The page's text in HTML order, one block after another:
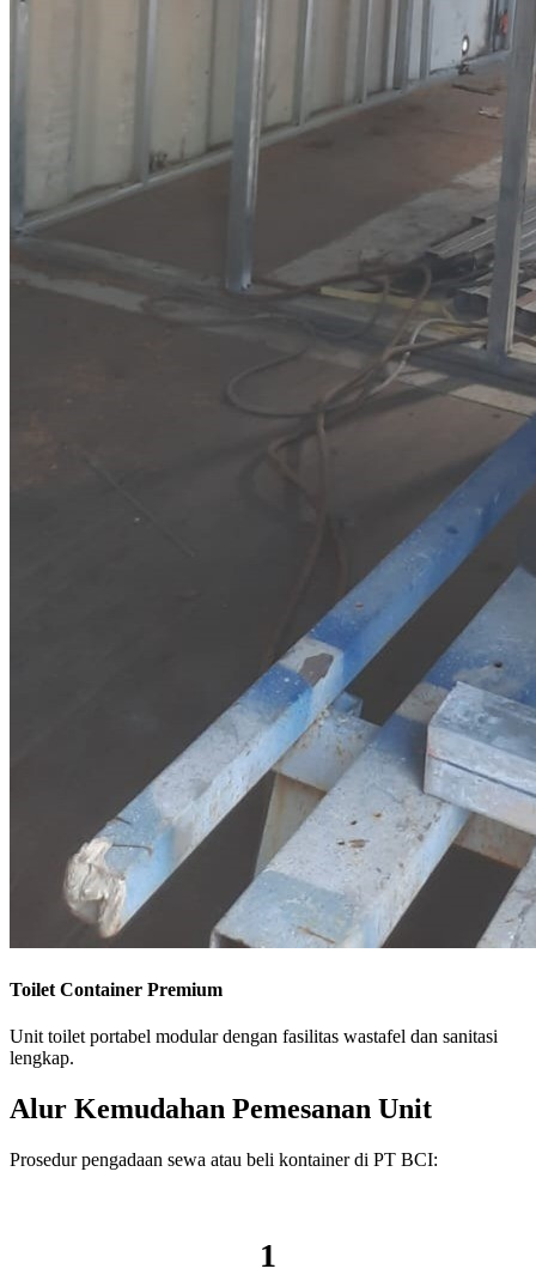
Toilet Container Premium
Unit toilet portabel modular dengan fasilitas wastafel dan sanitasi
lengkap.
Alur Kemudahan Pemesanan Unit
Prosedur pengadaan sewa atau beli kontainer di PT BCI:
1